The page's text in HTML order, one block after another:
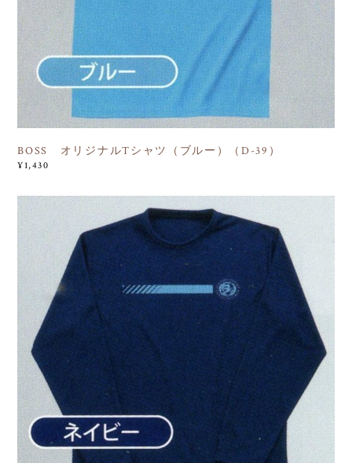
BOSS オリジナルTシャツ（ブルー）（D-39）
¥1,430